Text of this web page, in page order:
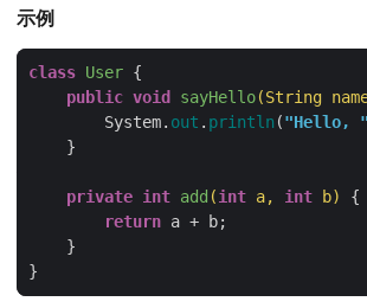
示例
class User
public void sayHello(String
        System.
out . println ("Hello, "
private int add (int a, int b)
return